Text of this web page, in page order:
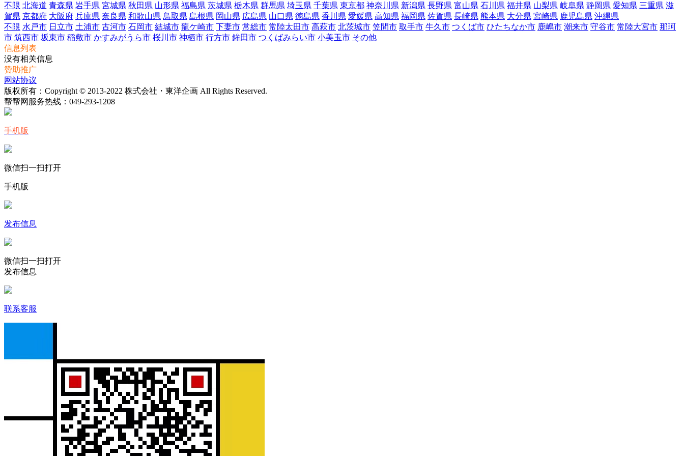
不限 北海道 青森県 岩手県 宮城県 秋田県 山形県 福島県 茨城県 栃木県 群馬県 埼玉県 千葉県 東京都 神奈川県 新潟県 長野県 富山県 石川県 福井県 山梨県 岐阜県 静岡県 愛知県 三重県 滋
賀県 京都府 大阪府 兵庫県 奈良県 和歌山県 鳥取県 島根県 岡山県 広島県 山口県 徳島県 香川県 愛媛県 高知県 福岡県 佐賀県 長崎県 熊本県 大分県 宮崎県 鹿児島県 沖縄県
不限 水戸市 日立市 土浦市 古河市 石岡市 結城市 龍ケ崎市 下妻市 常総市 常陸太田市 高萩市 北茨城市 笠間市 取手市 牛久市 つくば市 ひたちなか市 鹿嶋市 潮来市 守谷市 常陸大宮市 那珂
市 筑西市 坂東市 稲敷市 かすみがうら市 桜川市 神栖市 行方市 鉾田市 つくばみらい市 小美玉市 その他
信息列表
没有相关信息
赞助推广
网站协议
版权所有：Copyright © 2013-2022 株式会社・東洋企画 All Rights Reserved.
帮帮网服务热线： 049-293-1208
手机版
微信扫一扫打开
手机版
发布信息
微信扫一扫打开
发布信息
联系客服